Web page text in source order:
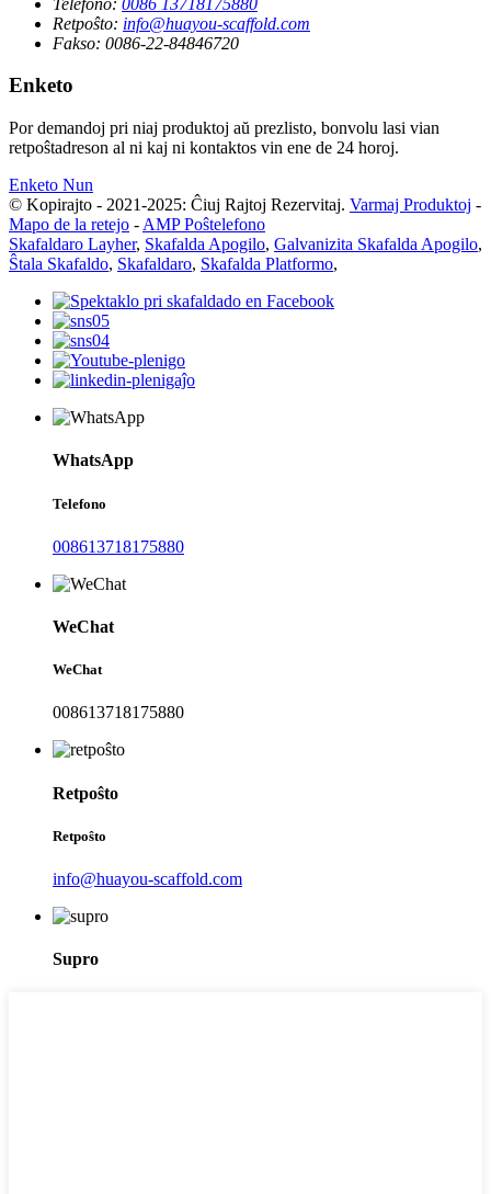
Retpoŝto: info@huayou-scaffold.com
Fakso: 0086-22-84846720
Enketo
Por demandoj pri niaj produktoj aŭ prezlisto, bonvolu lasi vian
retpoŝtadreson al ni kaj ni kontaktos vin ene de 24 horoj.
Enketo Nun
© Kopirajto - 2021-2025: Ĉiuj Rajtoj Rezervitaj. Varmaj Produktoj -
Mapo de la retejo - AMP Poŝtelefono
Skafaldaro Layher, Skafalda Apogilo, Galvanizita Skafalda Apogilo,
Ŝtala Skafaldo, Skafaldaro, Skafalda Platformo,
WhatsApp
Telefono
008613718175880
WeChat
WeChat
008613718175880
Retpoŝto
Retpoŝto
info@huayou-scaffold.com
Supro